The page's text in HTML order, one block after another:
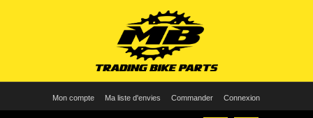
Mon compte Ma liste d'envies Commander Connexion